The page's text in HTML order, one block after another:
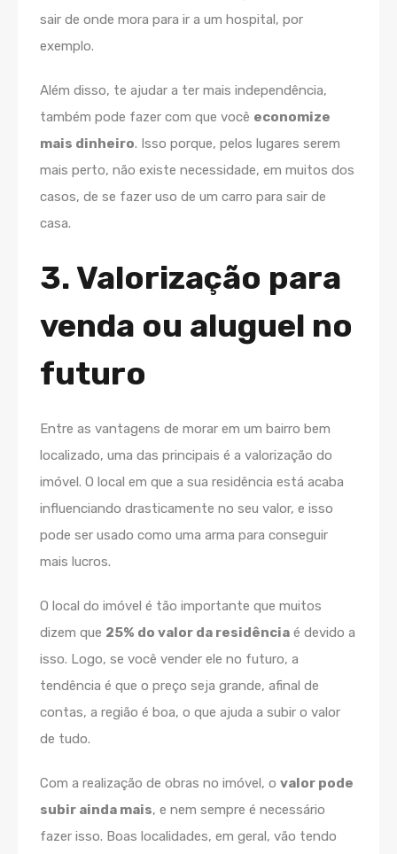
sair de onde mora para ir a um hospital, por
exemplo.
Além disso, te ajudar a ter mais independência,
também pode fazer com que você economize
mais dinheiro. Isso porque, pelos lugares serem
mais perto, não existe necessidade, em muitos dos
casos, de se fazer uso de um carro para sair de
casa.
3. Valorização para
venda ou aluguel no
futuro
Entre as vantagens de morar em um bairro bem
localizado, uma das principais é a valorização do
imóvel. O local em que a sua residência está acaba
influenciando drasticamente no seu valor, e isso
pode ser usado como uma arma para conseguir
mais lucros.
O local do imóvel é tão importante que muitos
dizem que 25% do valor da residência é devido a
isso. Logo, se você vender ele no futuro, a
tendência é que o preço seja grande, afinal de
contas, a região é boa, o que ajuda a subir o valor
de tudo.
Com a realização de obras no imóvel, o valor pode
subir ainda mais, e nem sempre é necessário
fazer isso. Boas localidades, em geral, vão tendo